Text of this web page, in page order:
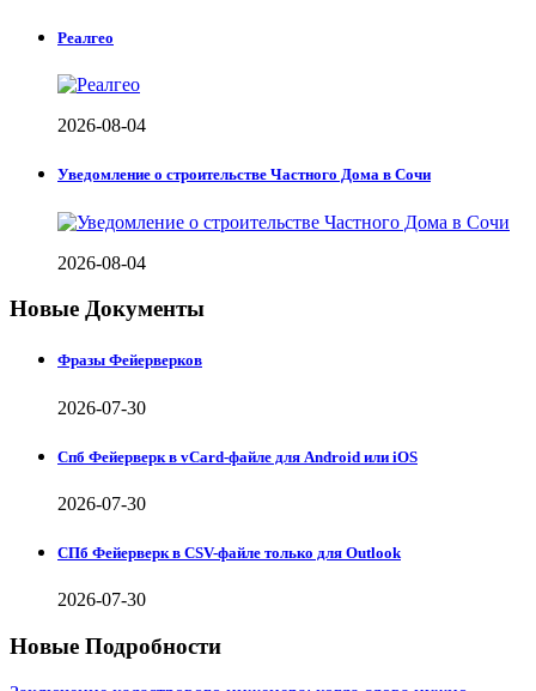
Реалгео
2026-08-04
Уведомление о строительстве Частного Дома в Сочи
2026-08-04
Новые Документы
Фразы Фейерверков
2026-07-30
Спб Фейерверк в vCard-файле для Android или iOS
2026-07-30
СПб Фейерверк в CSV-файле только для Outlook
2026-07-30
Новые Подробности